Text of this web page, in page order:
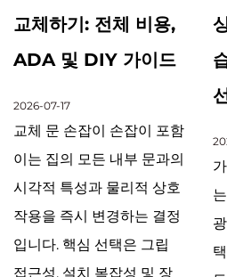
교체하기: 전체 비용,
ADA 및 DIY 가이드
2026-07-17
교체 문 손잡이 손잡이 포함
이는 집의 모든 내부 문과의
시각적 특성과 물리적 상호
작용을 즉시 변경하는 결정
입니다. 핵심 선택은 그립
접근성, 설치 복잡성 및 장